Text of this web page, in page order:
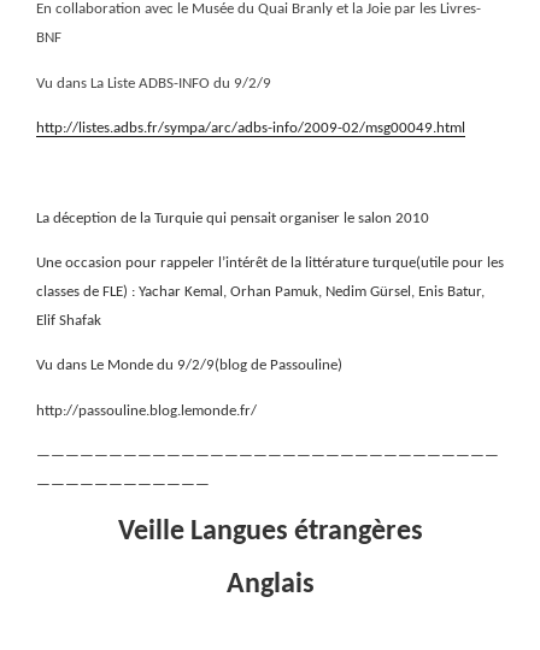
En collaboration avec le Musée du Quai Branly et la Joie par les Livres-
BNF
Vu dans La Liste ADBS-INFO du 9/2/9
http://listes.adbs.fr/sympa/arc/adbs-info/2009-02/msg00049.html
La déception de la Turquie qui pensait organiser le salon 2010
Une occasion pour rappeler l’intérêt de la littérature turque(utile pour les
classes de FLE) : Yachar Kemal, Orhan Pamuk, Nedim Gürsel, Enis Batur,
Elif Shafak
Vu dans Le Monde du 9/2/9(blog de Passouline)
http://passouline.blog.lemonde.fr/
————————————————————————————————
————————————
Veille Langues étrangères
Anglais